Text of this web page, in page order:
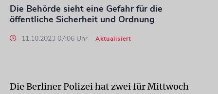
Die Behörde sieht eine Gefahr für die
öffentliche Sicherheit und Ordnung
11.10.2023 07:06 Uhr Aktualisiert
Die Berliner Polizei hat zwei für Mittwoch